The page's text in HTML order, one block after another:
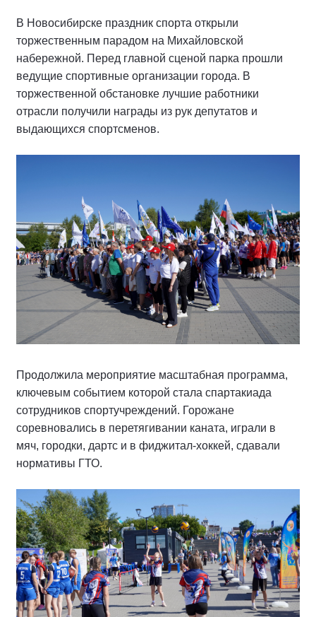
В Новосибирске праздник спорта открыли
торжественным парадом на Михайловской
набережной. Перед главной сценой парка прошли
ведущие спортивные организации города. В
торжественной обстановке лучшие работники
отрасли получили награды из рук депутатов и
выдающихся спортсменов.
Продолжила мероприятие масштабная программа,
ключевым событием которой стала спартакиада
сотрудников спортучреждений. Горожане
соревновались в перетягивании каната, играли в
мяч, городки, дартс и в фиджитал-хоккей, сдавали
нормативы ГТО.